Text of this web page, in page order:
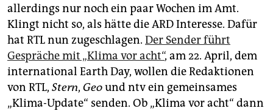
allerdings nur noch ein paar Wochen im Amt.
Klingt nicht so, als hätte die ARD Interesse. Dafür
hat RTL nun zugeschlagen. Der Sender führt
Gespräche mit „Klima vor acht“, am 22. April, dem
international Earth Day, wollen die Redak­tio­nen
von RTL, Stern, Geound ntv ein gemeinsames
„Klima-Update“ senden. Ob „Klima vor acht“ dann